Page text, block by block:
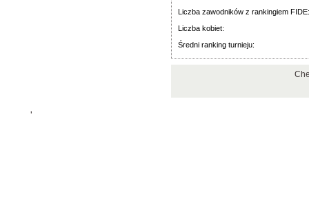
Liczba zawodników z rankingiem FIDE:
Liczba kobiet:
Średni ranking turnieju:
'